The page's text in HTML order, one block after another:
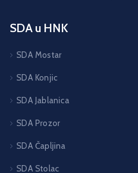
SDA u HNK
SDA Mostar
SDA Konjic
SDA Jablanica
SDA Prozor
SDA Čapljina
SDA Stolac